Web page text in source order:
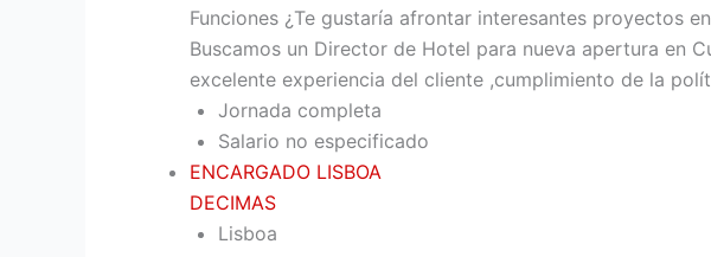
Funciones ¿Te gustaría afrontar interesantes proyectos
Buscamos un Director de Hotel para nueva apertura en
excelente experiencia del cliente ,cumplimiento de la
Jornada completa
Salario no especificado
ENCARGADO LISBOA
DECIMAS
Lisboa